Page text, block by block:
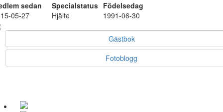
sedan Specialstatus Födelsedag
05-27
Hjälte 1991-06-30
Gästbok
Fotoblogg